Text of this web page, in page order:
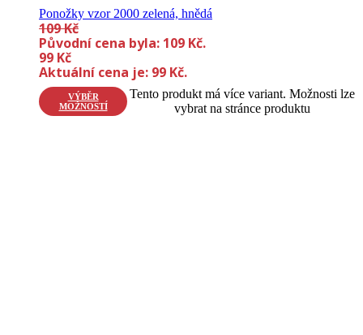
Ponožky vzor 2000 zelená, hnědá
109Kč
Původní cena byla: 109 Kč.
99 Kč
Aktuální cena je: 99 Kč.
VÝBĚR
MOŽNOSTÍ
Tento produkt má více variant. Možnosti lze
vybrat na stránce produktu